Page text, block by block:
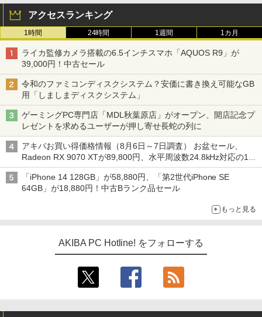
アクセスランキング
1時間 24時間 1週間 1カ月
ライカ監修カメラ搭載の6.5インチスマホ「AQUOS R9」が
39,000円！中古セール
令和のファミコンディスクシステム？安価に書き換え可能なGB
用「しましまディスクシステム」
ゲーミングPC専門店「MDL秋葉原店」がオープン、開店記念プ
レゼントを求めるユーザーが押し寄せ長蛇の列に
アキバお買い得価格情報（8月6日～7日調査） お盆セール、
Radeon RX 9070 XTが89,800円、水平周波数24.8kHz対応の17
型モニターが9,801円、暑さ指数連動セール ほか
「iPhone 14 128GB」が58,880円、「第2世代iPhone SE
64GB」が18,880円！中古Bランク品セール
もっと見る
AKIBA PC Hotline! をフォローする